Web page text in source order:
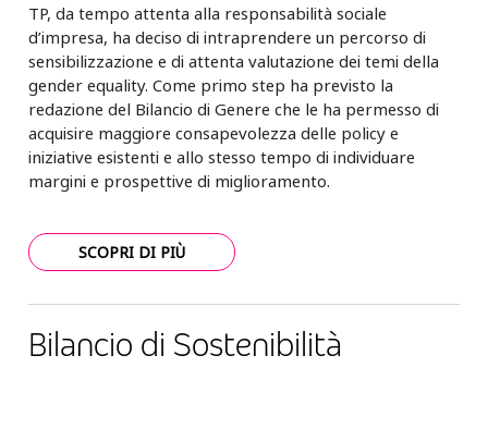
TP, da tempo attenta alla responsabilità sociale
d’impresa, ha deciso di intraprendere un percorso di
sensibilizzazione e di attenta valutazione dei temi della
gender equality. Come primo step ha previsto la
redazione del Bilancio di Genere che le ha permesso di
acquisire maggiore consapevolezza delle policy e
iniziative esistenti e allo stesso tempo di individuare
margini e prospettive di miglioramento.
SCOPRI DI PIÙ
Bilancio di Sostenibilità